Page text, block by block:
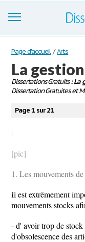
Dissertations
S'inscrire
Se connecter
Contactez-nous
Page d'accueil / Arts
La
Dissertations Gratuits: La
Dissertation Gratuites et
Page 1 sur 21
|
[pic]
1. Les mouvements
Il est extrêmement
mouvements stocks
- d' avoir trop de
d'obsolescence des